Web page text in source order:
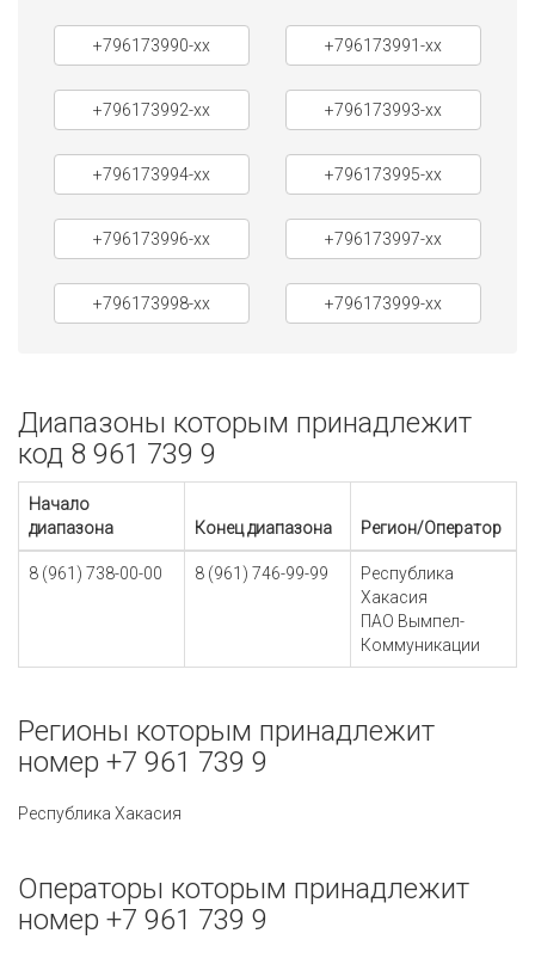
+796173990-xx +796173991-xx
+796173992-xx +796173993-xx
+796173994-xx +796173995-xx
+796173996-xx +796173997-xx
+796173998-xx +796173999-xx
Диапазоны которым принадлежит
код 8 961 739 9
Начало
диапазона
Конец диапазона Регион/Оператор
8 (961) 738-00-00 8 (961) 746-99-99
Республика
Хакасия
ПАО Вымпел-
Коммуникации
Регионы которым принадлежит
номер +7 961 739 9
Республика Хакасия
Операторы которым принадлежит
номер +7 961 739 9